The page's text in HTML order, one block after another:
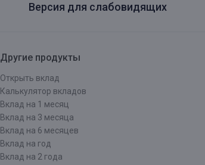
Версия для слабовидящих
Другие продукты
Открыть вклад
Калькулятор вкладов
Вклад на 1 месяц
Вклад на 3 месяца
Вклад на 6 месяцев
Вклад на год
Вклад на 2 года